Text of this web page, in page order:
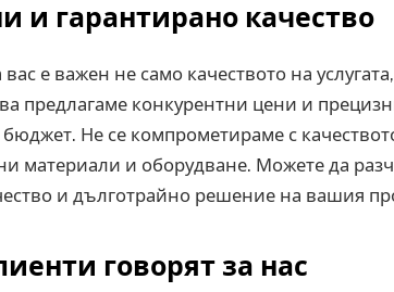
и гарантирано качество
е важен не само качеството на
предлагаме конкурентни цени и
Не се компрометираме с
материали и оборудване. Можете да
и дълготрайно решение на вашия
говорят за нас